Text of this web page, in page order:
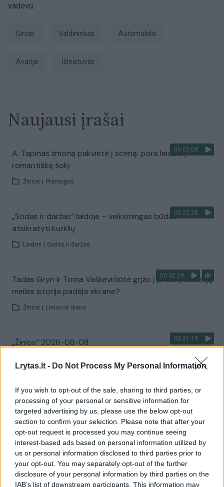
Lrytas.lt - Do Not Process My Personal Information
If you wish to opt-out of the sale, sharing to third parties, or
processing of your personal or sensitive information for
targeted advertising by us, please use the below opt-out
section to confirm your selection. Please note that after your
opt-out request is processed you may continue seeing
interest-based ads based on personal information utilized by
us or personal information disclosed to third parties prior to
your opt-out. You may separately opt-out of the further
disclosure of your personal information by third parties on the
IAB’s list of downstream participants. This information may
vadovu.
girtas valdininkas Automobilis
avarija išleistuvės
Naujausi įrašai
00:02:08
A. Tapinas žmoną pakvietė į sceną: pora leidosi į
romantišką šokį
Žinios Pramogos
00:22:28
„Sodas ir daržas“ laidoje – veiksmingas būdas
atsikratyti kurklių
Laidos Sodas ir daržas
00:42:29
Tadas Gryn ir Toma Vaškevičiūtė grįžo į praeitį: kodėl jų
meilės istorija padėjo ekrane?
Žinios Lietuvos diena
00:21:19
„Žinios“ 2026-08-08
Visi įrašai
Žiūrimiausi įrašai
00:00:30
Vaizdai iš tragiškos avarijos Vilniaus r.: dviejų moterų ir